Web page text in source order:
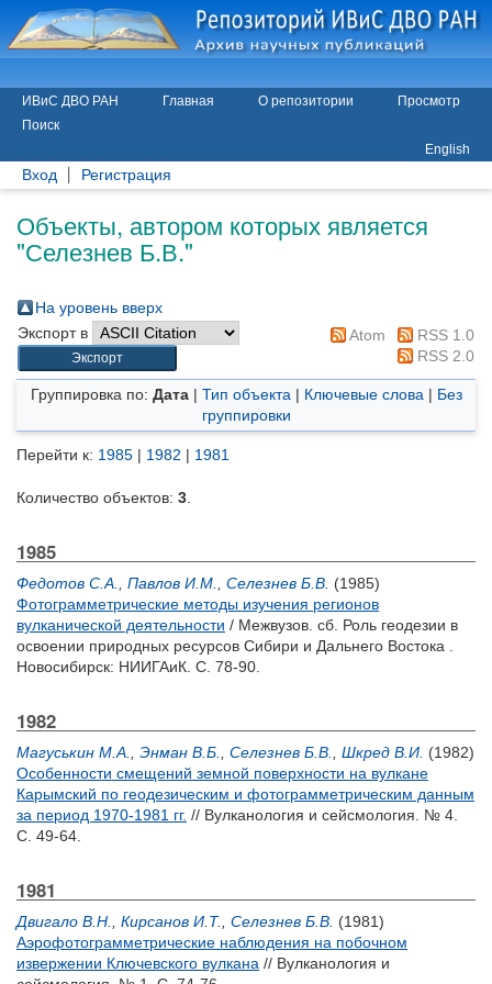
ИВиС ДВО РАН Главная О репозитории
Просмотр
Поиск
English
Вход Регистрация
Объекты, автором которых является
"Селезнев Б.В."
На уровень вверх
Экспорт в
Atom
RSS 1.0
RSS 2.0
Группировка по: Дата| Тип объекта | Ключевые слова | Без
группировки
Перейти к: 1985 | 1982 | 1981
Количество объектов: 3
1985
Федотов С.А. Павлов И.М. Селезнев Б.В. (1985)
Фотограмметрические методы изучения регионов
вулканической деятельности / Межвузов. сб. Роль геодезии в
освоении природных ресурсов Сибири и Дальнего Востока .
Новосибирск: НИИГАиК. С. 78-90.
1982
Магуськин М.А. Энман В.Б. Селезнев Б.В. Шкред В.И. (1982)
Особенности смещений земной поверхности на вулкане
Карымский по геодезическим и фотограмметрическим данным
за период 1970-1981 гг. // Вулканология и сейсмология. № 4.
С. 49-64.
1981
Двигало В.Н. Кирсанов И.Т. Селезнев Б.В. (1981)
Аэрофотограмметрические наблюдения на побочном
извержении Ключевского вулкана // Вулканология и